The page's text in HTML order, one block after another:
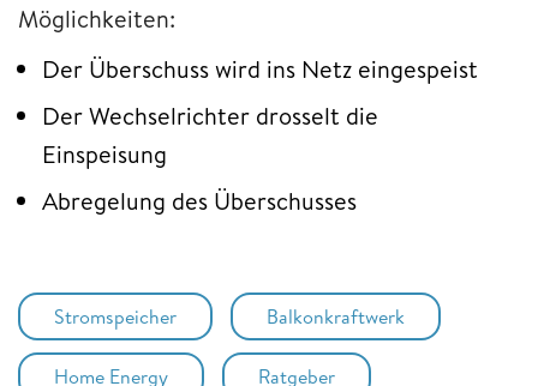
Möglichkeiten:
Der Überschuss wird ins Netz eingespeist
Der Wechselrichter drosselt die
Einspeisung
Abregelung des Überschusses
Stromspeicher Balkonkraftwerk
Home Energy Ratgeber